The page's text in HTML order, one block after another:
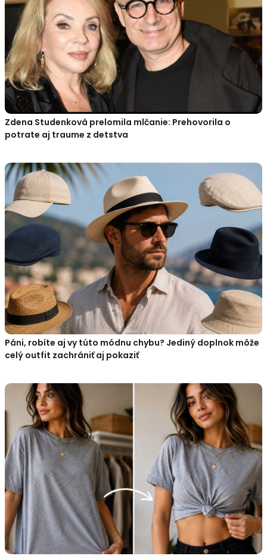
Zdena Studenková prelomila mlčanie: Prehovorila o
potrate aj traume z detstva
Páni, robíte aj vy túto módnu chybu? Jediný doplnok môže
celý outfit zachrániť aj pokaziť